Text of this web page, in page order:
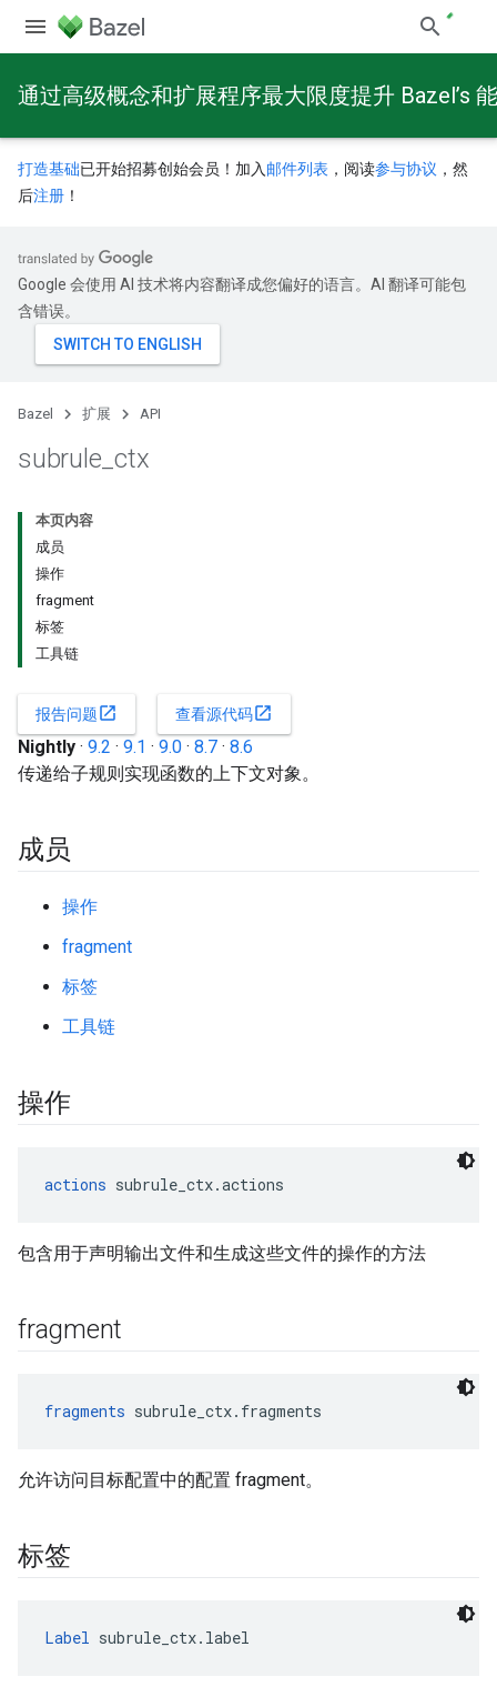
通过高级概念和扩展程序最大限度提升 Bazel’s
打造基础已开始招募创始会员！加入 邮件列表 ，阅读参与协议 ，然
后注册 ！
Google 会使用 AI 技术将内容翻译成您偏好的语言。AI 翻译可能包
含错误。
Bazel 扩展 API
subrule _ctx
本页内容
成员
操作
fragment
标签
工具链
报告问题open_in_new 查看源代码open_in_new
Nightly · 9.2 · 9.1 · 9.0 · 8.7 · 8.6
传递给子规则实现函数的上下文对象。
成员
操作
fragment
标签
工具链
操作
actions subrule_ctx.actions
包含用于声明输出文件和生成这些文件的操作的方法
fragment
fragments subrule_ctx.fragments
允许访问目标配置中的配置 fragment。
标签
Label subrule_ctx.label